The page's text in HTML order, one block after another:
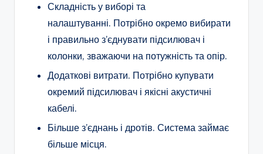
Складність у виборі та
налаштуванні. Потрібно окремо вибирати
і правильно з’єднувати підсилювач і
колонки, зважаючи на потужність та опір.
Додаткові витрати. Потрібно купувати
окремий підсилювач і якісні акустичні
кабелі.
Більше з’єднань і дротів. Система займає
більше місця.